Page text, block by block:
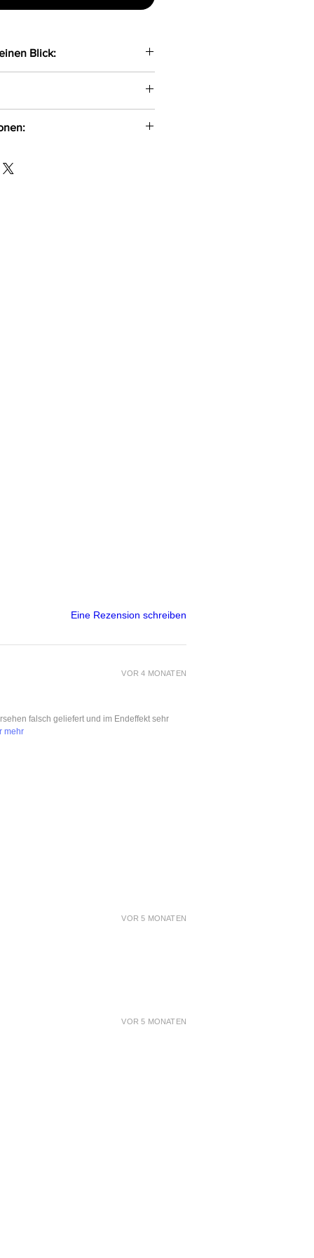
Blick:
passt sich optimal der
Eine Rezension schreiben
VOR 4 MONATEN
falsch geliefert und im Endeffekt sehr
mehr
VOR 5 MONATEN
VOR 5 MONATEN